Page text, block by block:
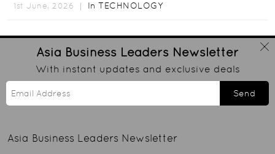
1st June, 2026 ｜ In TECHNOLOGY
Asia Business Leaders Newsletter
With instant updates and exclusive deals
Send
Asia Business Leaders Newsletter